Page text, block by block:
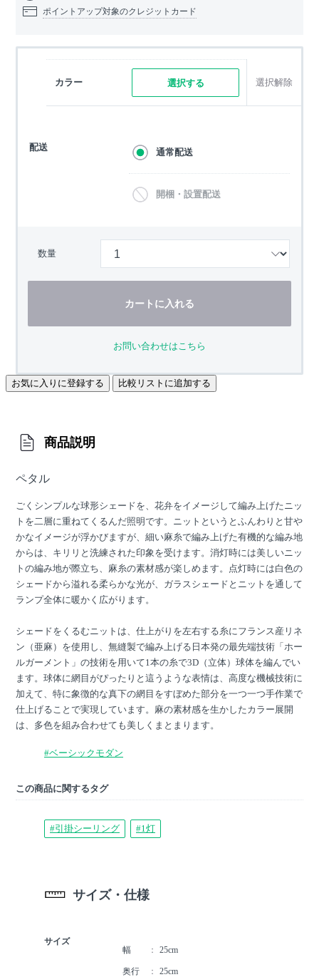
ポイントアップ対象のクレジットカード
カラー 選択する 選択解除
配送 通常配送
開梱・設置配送
数量
カートに入れる
お問い合わせはこちら
お気に入りに登録する 比較リストに追加する
商品説明
ペタル
ごくシンプルな球形シェードを、花弁をイメージして編み上げたニッ
トを二層に重ねてくるんだ照明です。ニットというとふんわりと甘や
かなイメージが浮かびますが、細い麻糸で編み上げた有機的な編み地
からは、キリリと洗練された印象を受けます。消灯時には美しいニッ
トの編み地が際立ち、麻糸の素材感が楽しめます。点灯時には白色の
シェードから溢れる柔らかな光が、ガラスシェードとニットを通して
ランプ全体に暖かく広がります。
シェードをくるむニットは、仕上がりを左右する糸にフランス産リネ
ン（亜麻）を使用し、無縫製で編み上げる日本発の最先端技術「ホー
ルガーメント」の技術を用いて1本の糸で3D（立体）球体を編んでい
ます。球体に網目がぴったりと這うような表情は、高度な機械技術に
加えて、特に象徴的な真下の網目をすぼめた部分を一つ一つ手作業で
仕上げることで実現しています。麻の素材感を生かしたカラー展開
は、多色を組み合わせても美しくまとまります。
#ベーシックモダン
この商品に関するタグ
#引掛シーリング #1灯
サイズ・仕様
サイズ
幅
25cm
奥行 25cm